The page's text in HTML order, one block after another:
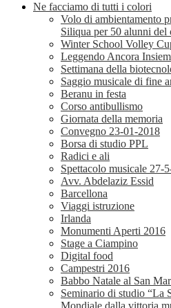
Ne facciamo di tutti i colori
Volo di ambientamento
Siliqua per 50 alunni del
Winter School Volley
Leggendo Ancora
Settimana della
Saggio musicale di fine
Beranu in festa
Corso antibullismo
Giornata della memoria
Convegno 23-01-2018
Borsa di studio PPL
Radici e ali
Spettacolo musicale 27-
Avv. Abdelaziz Essid
Barcellona
Viaggi istruzione
Irlanda
Monumenti Aperti 2016
Stage a Ciampino
Digital food
Campestri 2016
Babbo Natale al San
Seminario di studio “La